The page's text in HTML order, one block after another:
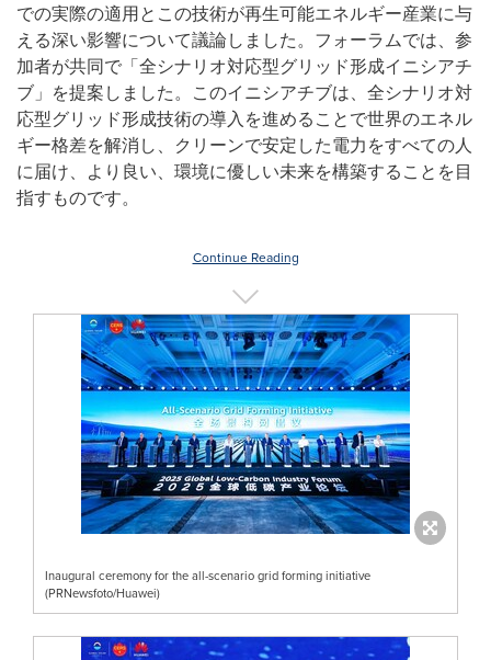
での実際の適用とこの技術が再生可能エネルギー産業に与
える深い影響について議論しました。フォーラムでは、参
加者が共同で「全シナリオ対応型グリッド形成イニシアチ
ブ」を提案しました。このイニシアチブは、全シナリオ対
応型グリッド形成技術の導入を進めることで世界のエネル
ギー格差を解消し、クリーンで安定した電力をすべての人
に届け、より良い、環境に優しい未来を構築することを目
指すものです。
Continue Reading
Inaugural ceremony for the all-scenario grid forming initiative
(PRNewsfoto/Huawei)